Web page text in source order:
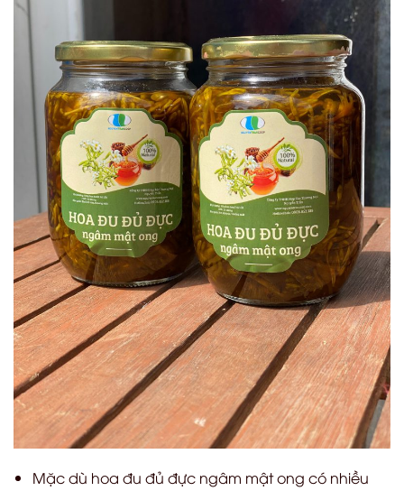
Mặc dù hoa đu đủ đực ngâm mật ong có nhiều